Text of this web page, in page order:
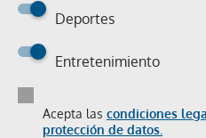
Deportes
Entretenimiento
Acepta las condiciones
protección de datos.